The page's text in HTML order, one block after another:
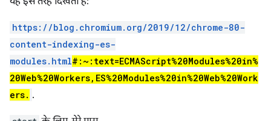
https://blog.chromium.org/2019/12/chrome-80-
content-indexing-es-
modules.html#:~:text=ECMAScript%20Modules%20in%
20Web%20Workers,ES%20Modules%20in%20Web%20Work
ers. .